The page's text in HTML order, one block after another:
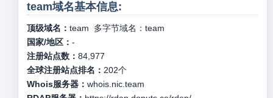
team域名基本信息:
顶级域名： team 多字节域名： team
国家/地区： -
注册站点数： 84,977
全球注册站点排名： 202个
Whois服务器： whois.nic.team